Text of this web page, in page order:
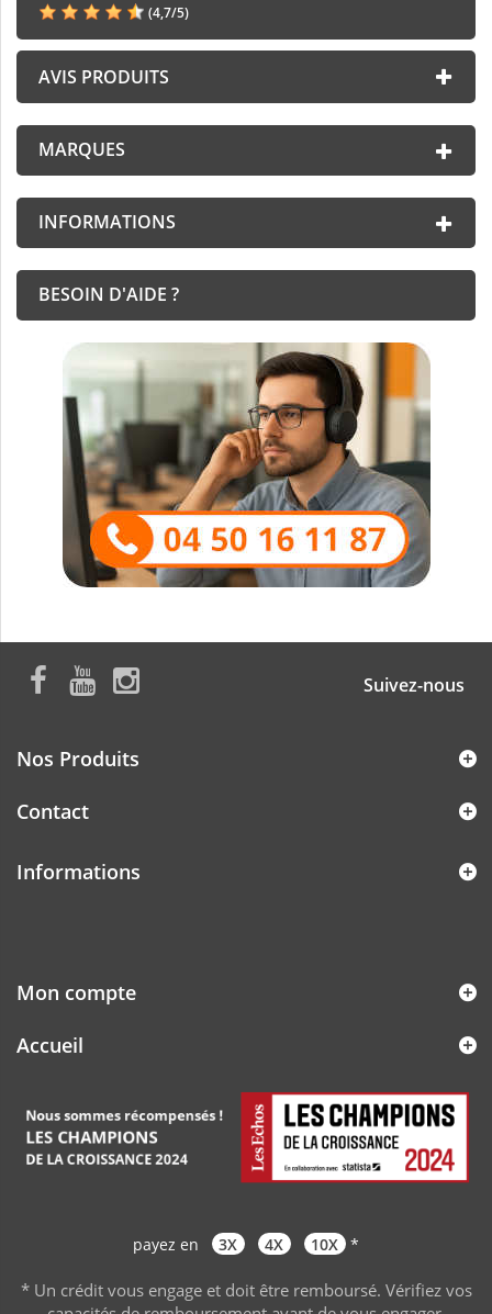
(4,7/5)
AVIS PRODUITS
MARQUES
INFORMATIONS
BESOIN D'AIDE ?
Suivez-nous
Nos Produits
Contact
Informations
Mon compte
Accueil
payez en 3X 4X 10X *
* Un crédit vous engage et doit être remboursé. Vérifiez vos